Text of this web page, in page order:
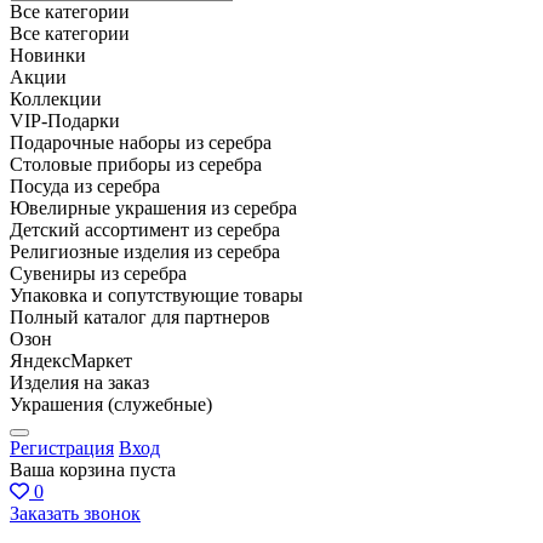
Все категории
Все категории
Новинки
Акции
Коллекции
VIP-Подарки
Подарочные наборы из серебра
Столовые приборы из серебра
Посуда из серебра
Ювелирные украшения из серебра
Детский ассортимент из серебра
Религиозные изделия из серебра
Сувениры из серебра
Упаковка и сопутствующие товары
Полный каталог для партнеров
Озон
ЯндексМаркет
Изделия на заказ
Украшения (служебные)
Регистрация Вход
Ваша корзина пуста
0
Заказать звонок